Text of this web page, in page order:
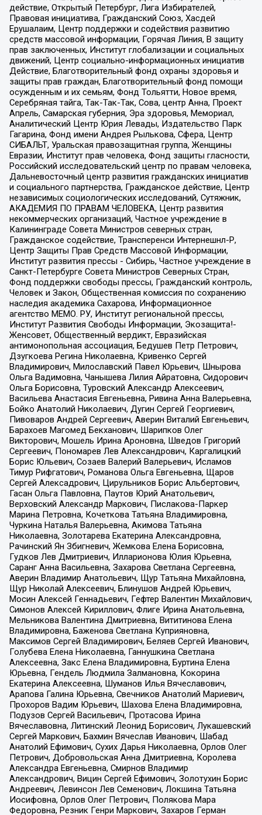
действие, Открытый Петербург, Лига Избирателей,
Правовая инициатива, Гражданский Союз, Хасдей
Ерушалаим, Центр поддержки и содействия развитию
средств массовой информации, Горячая Линия, В защиту
прав заключенных, Институт глобализации и социальных
движений, Центр социально-информационных инициатив
Действие, Благотворительный фонд охраны здоровья и
защиты прав граждан, Благотворительный фонд помощи
осужденным и их семьям, Фонд Тольятти, Новое время,
Серебряная тайга, Так-Так-Так, Сова, центр Анна, Проект
Апрель, Самарская губерния, Эра здоровья, Мемориал,
Аналитический Центр Юрия Левады, Издательство Парк
Гагарина, Фонд имени Андрея Рылькова, Сфера, Центр
СИБАЛЬТ, Уральская правозащитная группа, Женщины
Евразии, Институт прав человека, Фонд защиты гласности,
Российский исследовательский центр по правам человека,
Дальневосточный центр развития гражданских инициатив
и социального партнерства, Гражданское действие, Центр
независимых социологических исследований, Сутяжник,
АКАДЕМИЯ ПО ПРАВАМ ЧЕЛОВЕКА, Центр развития
некоммерческих организаций, Частное учреждение в
Калининграде Совета Министров северных стран,
Гражданское содействие, Трансперенси Интернешнл-Р,
Центр Защиты Прав Средств Массовой Информации,
Институт развития прессы - Сибирь, Частное учреждение в
Санкт-Петербурге Совета Министров Северных Стран,
Фонд поддержки свободы прессы, Гражданский контроль,
Человек и Закон, Общественная комиссия по сохранению
наследия академика Сахарова, Информационное
агентство МЕМО. РУ, Институт региональной прессы,
Институт Развития Свободы Информации, Экозащита!-
Женсовет, Общественный вердикт, Евразийская
антимонопольная ассоциация, Бедушев Петр Петрович,
Дзугкоева Регина Николаевна, Кривенко Сергей
Владимирович, Милославский Павел Юрьевич, Шнырова
Ольга Вадимовна, Чанышева Лилия Айратовна, Сидорович
Ольга Борисовна, Туровский Александр Алексеевич,
Васильева Анастасия Евгеньевна, Ривина Анна Валерьевна,
Бойко Анатолий Николаевич, Дугин Сергей Георгиевич,
Пивоваров Андрей Сергеевич, Аверин Виталий Евгеньевич,
Барахоев Магомед Бекханович, Шарипков Олег
Викторович, Мошель Ирина Ароновна, Шведов Григорий
Сергеевич, Пономарев Лев Александрович, Каргалицкий
Борис Юльевич, Созаев Валерий Валерьевич, Исламов
Тимур Рифгатович, Романова Ольга Евгеньевна, Щаров
Сергей Алексадрович, Цирульников Борис Альбертович,
Гасан Ольга Павловна, Паутов Юрий Анатольевич,
Верховский Александр Маркович, Пислакова-Паркер
Марина Петровна, Кочеткова Татьяна Владимировна,
Чуркина Наталья Валерьевна, Акимова Татьяна
Николаевна, Золотарева Екатерина Александровна,
Рачинский Ян Збигневич, Жемкова Елена Борисовна,
Гудков Лев Дмитриевич, Илларионова Юлия Юрьевна,
Саранг Анна Васильевна, Захарова Светлана Сергеевна,
Аверин Владимир Анатольевич, Щур Татьяна Михайловна,
Щур Николай Алексеевич, Блинушов Андрей Юрьевич,
Мосин Алексей Геннадьевич, Гефтер Валентин Михайлович,
Симонов Алексей Кириллович, Флиге Ирина Анатольевна,
Мельникова Валентина Дмитриевна, Вититинова Елена
Владимировна, Баженова Светлана Куприяновна,
Максимов Сергей Владимирович, Беляев Сергей Иванович,
Голубева Елена Николаевна, Ганнушкина Светлана
Алексеевна, Закс Елена Владимировна, Буртина Елена
Юрьевна, Гендель Людмила Залмановна, Кокорина
Екатерина Алексеевна, Шуманов Илья Вячеславович,
Арапова Галина Юрьевна, Свечников Анатолий Мариевич,
Прохоров Вадим Юрьевич, Шахова Елена Владимировна,
Подузов Сергей Васильевич, Протасова Ирина
Вячеславовна, Литинский Леонид Борисович, Лукашевский
Сергей Маркович, Бахмин Вячеслав Иванович, Шабад
Анатолий Ефимович, Сухих Дарья Николаевна, Орлов Олег
Петрович, Добровольская Анна Дмитриевна, Королева
Александра Евгеньевна, Смирнов Владимир
Александрович, Вицин Сергей Ефимович, Золотухин Борис
Андреевич, Левинсон Лев Семенович, Локшина Татьяна
Иосифовна, Орлов Олег Петрович, Полякова Мара
Федоровна, Резник Генри Маркович, Захаров Герман